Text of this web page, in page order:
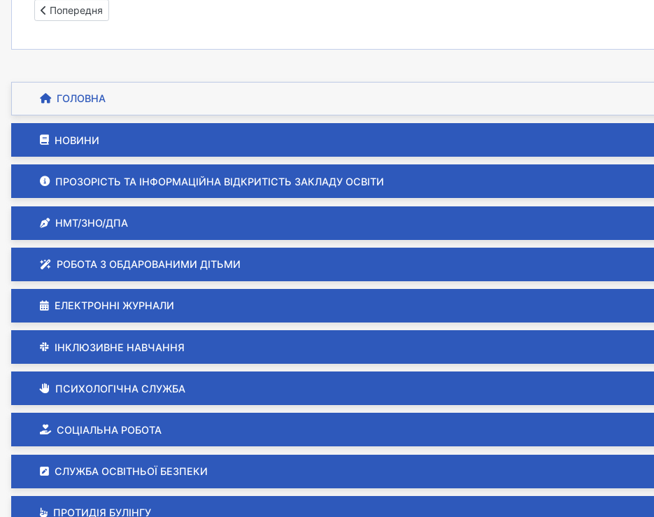
ГОЛОВНА
НОВИНИ
ПРОЗОРІСТЬ ТА ІНФОРМАЦІЙНА ВІДКРИТІСТЬ ЗАКЛАДУ ОСВІТИ
НМТ/ЗНО/ДПА
РОБОТА З ОБДАРОВАНИМИ ДІТЬМИ
ЕЛЕКТРОННІ ЖУРНАЛИ
ІНКЛЮЗИВНЕ НАВЧАННЯ
ПСИХОЛОГІЧНА СЛУЖБА
СОЦІАЛЬНА РОБОТА
СЛУЖБА ОСВІТНЬОЇ БЕЗПЕКИ
ПРОТИДІЯ БУЛІНГУ
Попередня стаття: Урок пам’яті у 1-Б класі «Чорнобильський дзвін-малиновий дзвін»
Попередня